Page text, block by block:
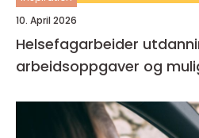
10. April 2026
Helsefagarbeider utdanning,
arbeidsoppgaver og